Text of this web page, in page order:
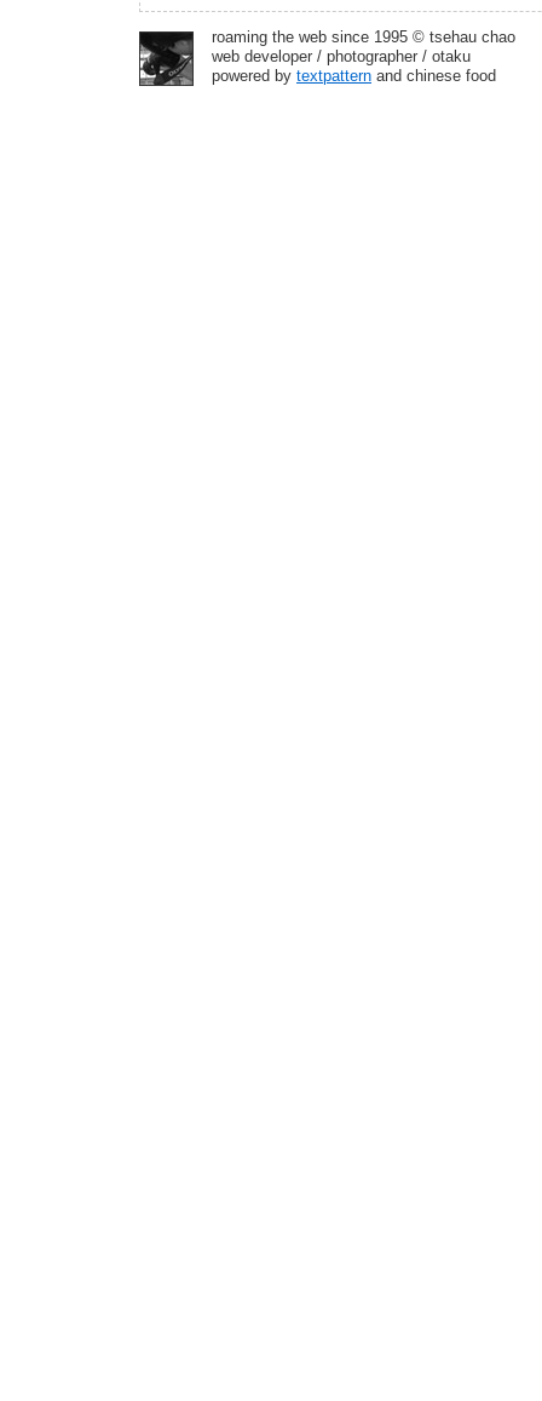
roaming the web since 1995 © tsehau chao
web developer / photographer / otaku
powered by textpattern and chinese food